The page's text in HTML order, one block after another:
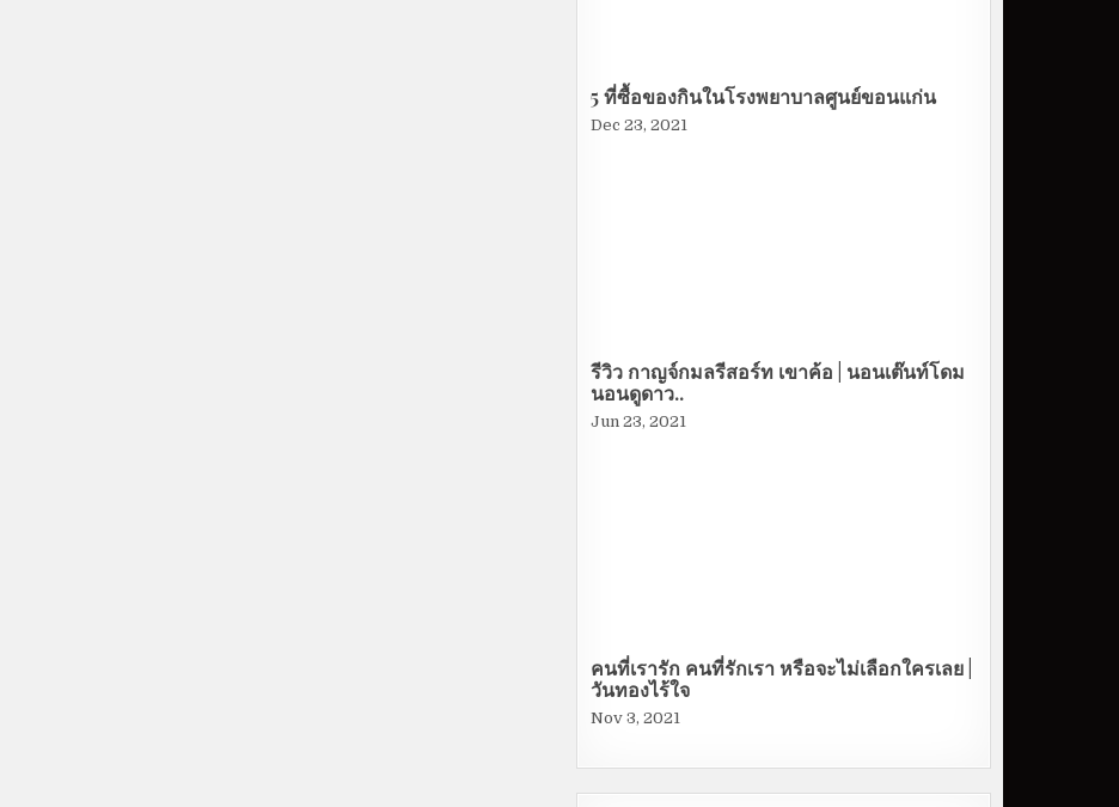
5 ที่ซื้อของกินในโรงพยาบาลศูนย์ขอนแก่น
Dec 23, 2021
รีวิว กาญจ์กมลรีสอร์ท เขาค้อ | นอนเต๊นท์โดม
นอนดูดาว..
Jun 23, 2021
คนที่เรารัก คนที่รักเรา หรือจะไม่เลือกใครเลย |
วันทองไร้ใจ
Nov 3, 2021